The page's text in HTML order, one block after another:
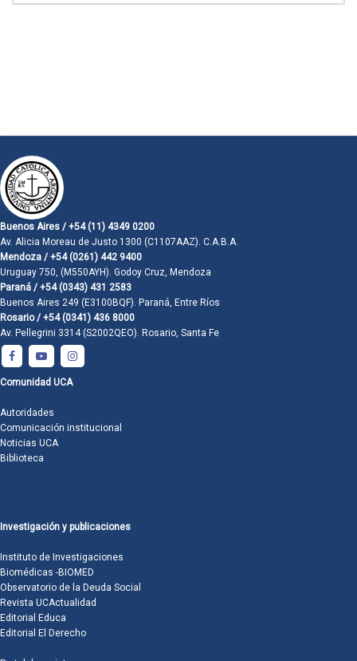
Buenos Aires / +54 (11) 4349 0200
Av. Alicia Moreau de Justo 1300 (C1107AAZ). C.A.B.A.
Mendoza / +54 (0261) 442 9400
Uruguay 750, (M550AYH). Godoy Cruz, Mendoza
Paraná / +54 (0343) 431 2583
Buenos Aires 249 (E3100BQF). Paraná, Entre Ríos
Rosario / +54 (0341) 436 8000
Av. Pellegrini 3314 (S2002QEO). Rosario, Santa Fe
Comunidad UCA
Autoridades
Comunicación institucional
Noticias UCA
Biblioteca
Investigación y publicaciones
Instituto de Investigaciones
Biomédicas -BIOMED
Observatorio de la Deuda Social
Revista UCActualidad
Editorial Educa
Editorial El Derecho